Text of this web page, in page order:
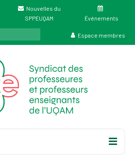
Nouvelles du
SPPEUQAM
Événements
Espace membres